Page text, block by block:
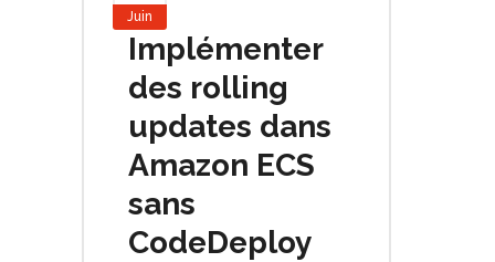
Juin
Implémenter
des rolling
updates dans
Amazon ECS
sans
CodeDeploy